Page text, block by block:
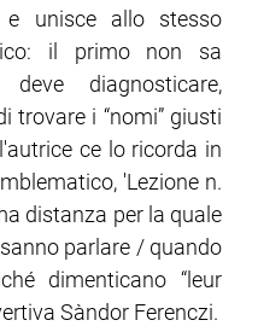
e unisce allo stesso
il primo non sa
diagnosticare,
trovare i “nomi” giusti
ce lo ricorda in
'Lezione n.
distanza per la quale
parlare / quando
dimenticano “leur
Sàndor Ferenczi.